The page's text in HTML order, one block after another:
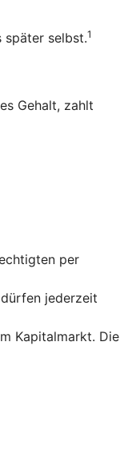
später selbst.1
Gehalt, zahlt
per
jederzeit
Kapitalmarkt. Die